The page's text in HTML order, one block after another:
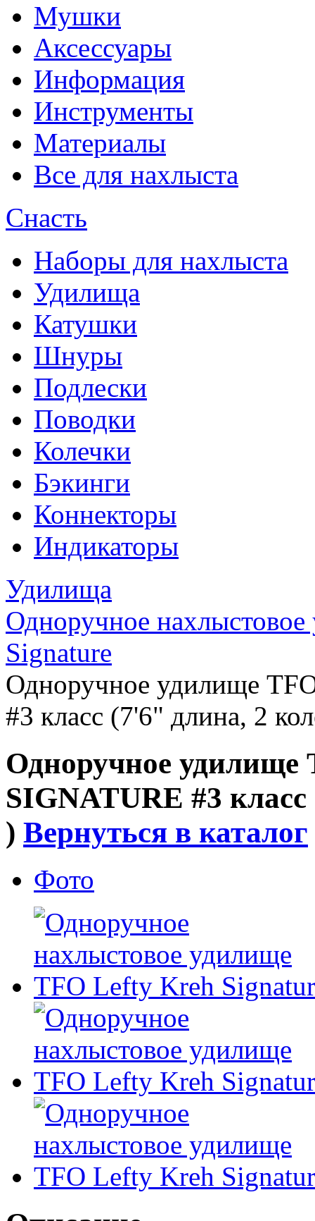
Мушки
Аксессуары
Информация
Инструменты
Материалы
Все для нахлыста
Снасть
Наборы для нахлыста
Удилища
Катушки
Шнуры
Подлески
Поводки
Колечки
Бэкинги
Коннекторы
Индикаторы
Удилища
Одноручное
Signature
Одноручное удилище
#3 класс (7'6" длина, 2
Одноручное
SIGNATURE #3
) Вернуться в каталог
Фото